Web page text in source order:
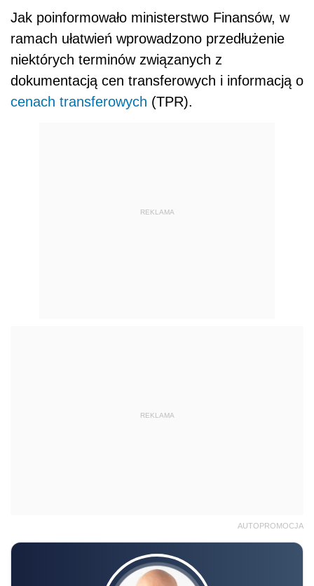
Jak poinformowało ministerstwo Finansów, w
ramach ułatwień wprowadzono przedłużenie
niektórych terminów związanych z
dokumentacją cen transferowych i informacją o
cenach transferowych (TPR).
REKLAMA
REKLAMA
AUTOPROMOCJA